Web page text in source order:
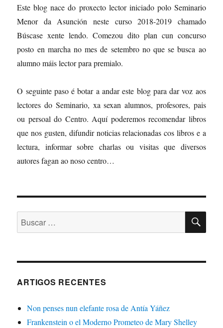
Este blog nace do proxecto lector iniciado polo Seminario
Menor da Asunción neste curso 2018-2019 chamado
Búscase xente lendo. Comezou dito plan cun concurso
posto en marcha no mes de setembro no que se busca ao
alumno máis lector para premialo.
O seguinte paso é botar a andar este blog para dar voz aos
lectores do Seminario, xa sexan alumnos, profesores, pais
ou persoal do Centro. Aquí poderemos recomendar libros
que nos gusten, difundir noticias relacionadas cos libros e a
lectura, informar sobre charlas ou visitas que diversos
autores fagan ao noso centro…
Buscar:
ARTIGOS RECENTES
Non penses nun elefante rosa de Antía Yáñez
Frankenstein o el Moderno Prometeo de Mary Shelley